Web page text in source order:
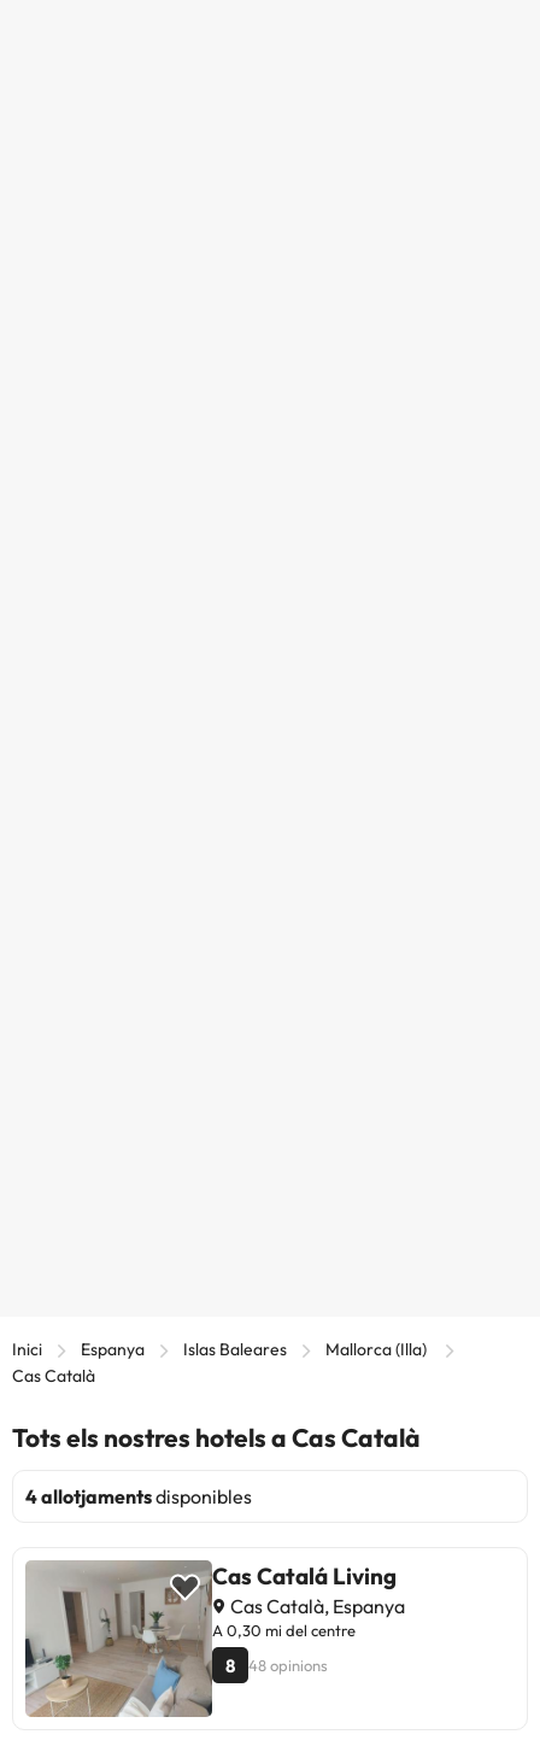
Inici Espanya Islas Baleares
Mallorca (Illa)
Cas Català
Tots els nostres hotels a Cas Català
4 allotjamentsdisponibles
Cas Catalá Living
Cas Català, Espanya
A 0,30 mi del centre
8 48 opinions